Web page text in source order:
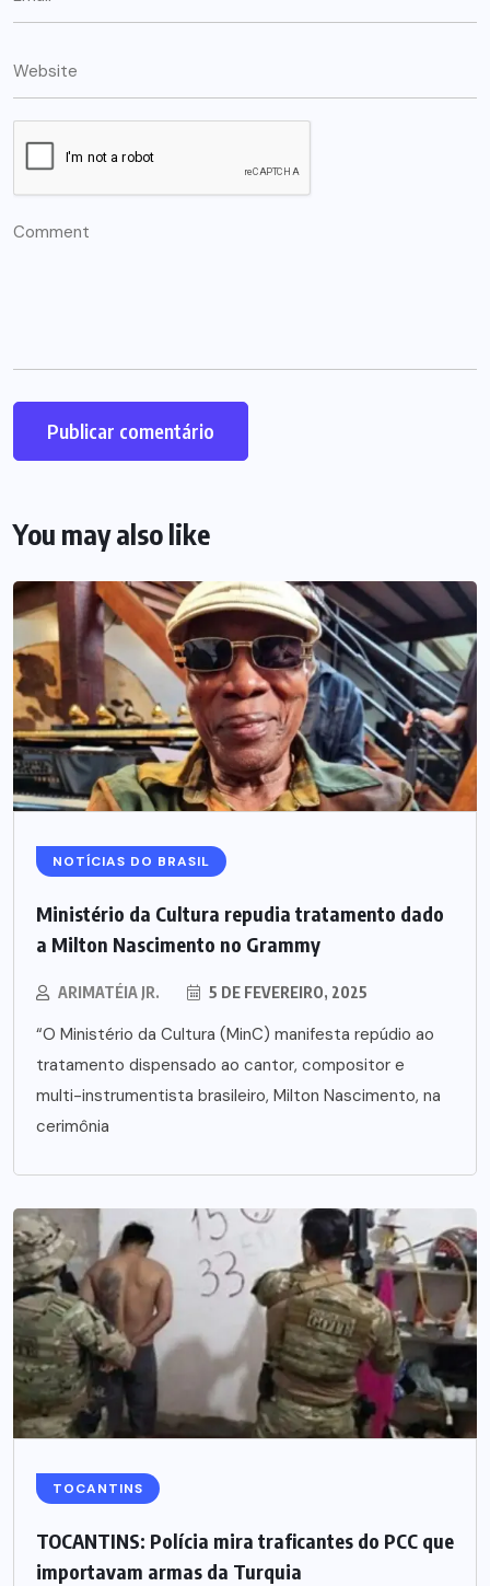
You may also like
NOTÍCIAS DO BRASIL
Ministério da Cultura repudia tratamento dado
a Milton Nascimento no Grammy
ARIMATÉIA JR. 5 DE FEVEREIRO, 2025
“O Ministério da Cultura (MinC) manifesta repúdio ao
tratamento dispensado ao cantor, compositor e
multi-instrumentista brasileiro, Milton Nascimento, na
cerimônia
TOCANTINS
TOCANTINS: Polícia mira traficantes do PCC que
importavam armas da Turquia